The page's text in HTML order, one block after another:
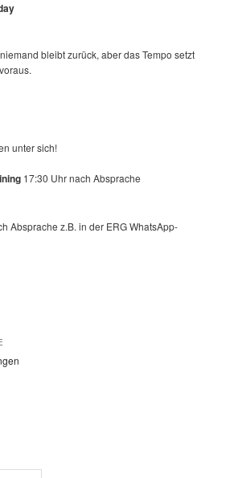
bleibt zurück, aber das Tempo setzt
unter sich!
17:30 Uhr nach Absprache
Absprache z.B. in der ERG WhatsApp-